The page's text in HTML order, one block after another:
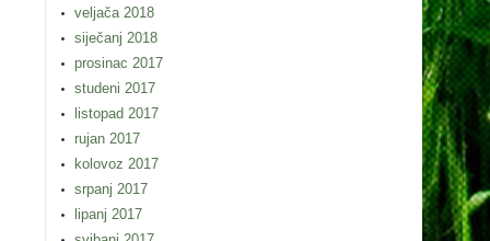
veljača 2018
siječanj 2018
prosinac 2017
studeni 2017
listopad 2017
rujan 2017
kolovoz 2017
srpanj 2017
lipanj 2017